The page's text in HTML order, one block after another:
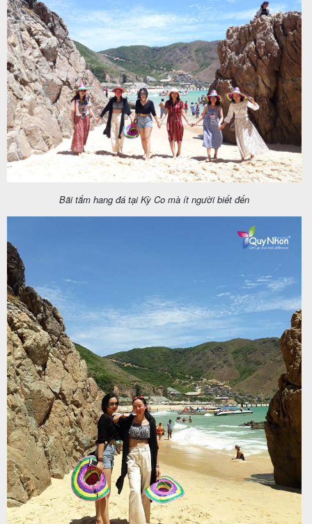
Bãi tắm hang đá tại Kỳ Co mà ít người biết đến